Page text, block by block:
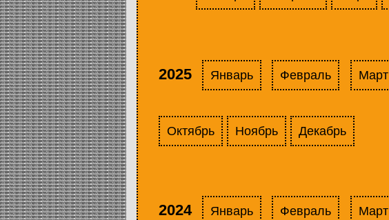
2025 Январь Февраль Март
Октябрь Ноябрь Декабрь
2024 Январь Февраль Март